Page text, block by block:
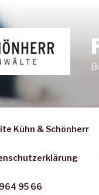
Kühn & Schönherr
95 66